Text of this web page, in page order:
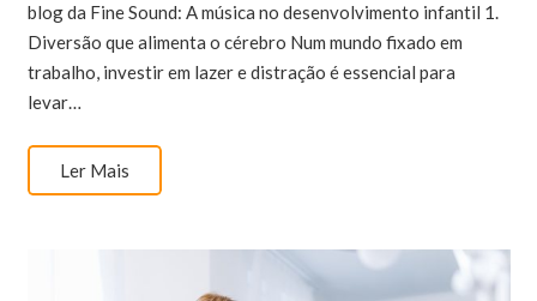
blog da Fine Sound: A música no desenvolvimento infantil 1.
Diversão que alimenta o cérebro Num mundo fixado em
trabalho, investir em lazer e distração é essencial para
levar…
Ler Mais